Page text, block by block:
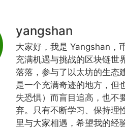
yangshan
大家好，我是 Yangshan，
充满机遇与挑战的区块链世
落落，参与了以太坊的生态
是一个充满奇迹的地方，但
失恐惧）而盲目追高，也不
弃。只有不断学习、保持理
里与大家相遇，希望我的经